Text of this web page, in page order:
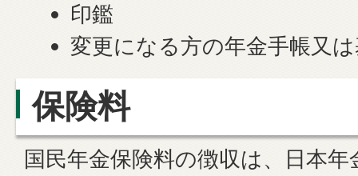
印鑑
変更になる方の年金手帳又
保険料
国民年金保険料の徴収は、日本